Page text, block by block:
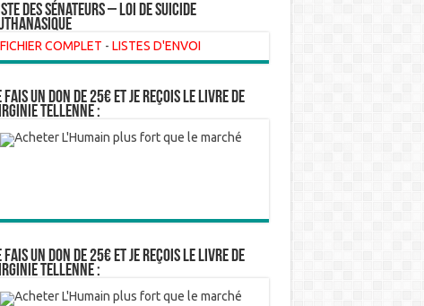
des sénateurs – loi de suicide
FICHIER COMPLET - LISTES D'ENVOI
fais un don de 25€ et je reçois le livre de
Tellenne :
fais un don de 25€ et je reçois le livre de
Tellenne :